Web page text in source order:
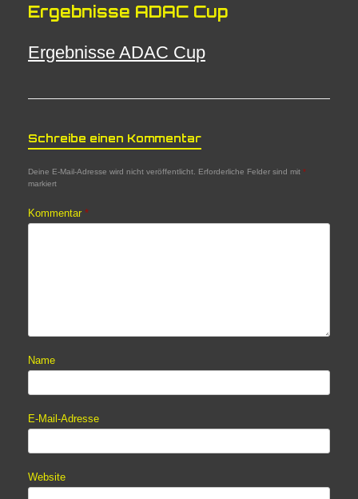
Ergebnisse ADAC Cup
Ergebnisse ADAC Cup
Schreibe einen Kommentar
Deine E-Mail-Adresse wird nicht veröffentlicht. Erforderliche Felder sind mit *
markiert
Kommentar *
Name
E-Mail-Adresse
Website